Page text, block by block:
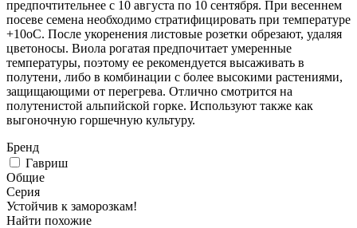
предпочтительнее с 10 августа по 10 сентября. При весеннем
посеве семена необходимо стратифицировать при температуре
+10оС. После укоренения листовые розетки обрезают, удаляя
цветоносы. Виола рогатая предпочитает умеренные
температуры, поэтому ее рекомендуется высаживать в
полутени, либо в комбинации с более высокими растениями,
защищающими от перегрева. Отлично смотрится на
полутенистой альпийской горке. Используют также как
выгоночную горшечную культуру.
Бренд
Гавриш
Общие
Серия
Устойчив к заморозкам!
Найти похожие